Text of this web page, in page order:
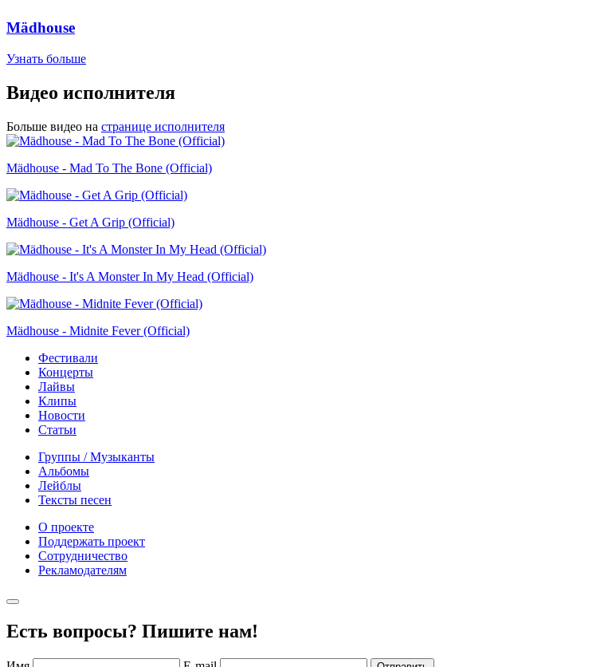
Mädhouse
Узнать больше
Видео исполнителя
Больше видео на странице исполнителя
Mädhouse - Mad To The Bone (Official)
Mädhouse - Get A Grip (Official)
Mädhouse - It's A Monster In My Head (Official)
Mädhouse - Midnite Fever (Official)
Фестивали
Концерты
Лайвы
Клипы
Новости
Статьи
Группы / Музыканты
Альбомы
Лейблы
Тексты песен
О проекте
Поддержать проект
Сотрудничество
Рекламодателям
Есть вопросы? Пишите нам!